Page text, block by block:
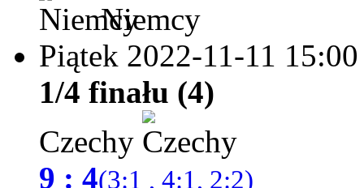
Niemcy
Piątek 2022-11-11 15:00
1/4 finału (4)
Czechy
9 : 4(3:1 , 4:1, 2:2)